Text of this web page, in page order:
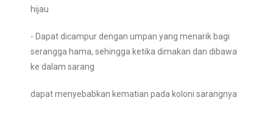
hijau
- Dapat dicampur dengan umpan yang menarik bagi
serangga hama, sehingga ketika dimakan dan dibawa
ke dalam sarang
dapat menyebabkan kematian pada koloni sarangnya